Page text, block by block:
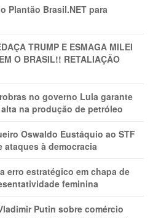
Plantão Brasil.NET para
TRUMP E ESMAGA MILEI
O BRASIL!! RETALIAÇÃO
no governo Lula garante
na produção de petróleo
Oswaldo Eustáquio ao STF
à democracia
erro estratégico em chapa de
feminina
Putin sobre comércio